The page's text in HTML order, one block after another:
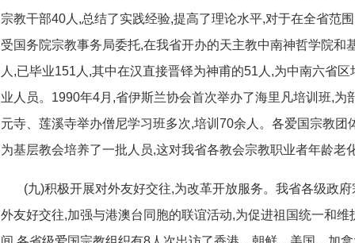
宗教干部40人,总结了实践经验,提高了理论水平,对于在全省范
受国务院宗教事务局委托,在我省开办的天主教中南神哲学院和
人,已毕业151人,其中在汉直接晋铎为神甫的51人,为中南六省
业人员。1990年4月,省伊斯兰协会首次举办了海里凡培训班,
元寺、莲溪寺举办僧尼学习班多次,培训70余人。各爱国宗教
为基层教会培养了一批人员,这对我省各教会宗教职业者年龄老
(九)积极开展对外友好交往,为改革开放服务。我省各级政
外友好交往,加强与港澳台同胞的联谊活动,为促进祖国统一和